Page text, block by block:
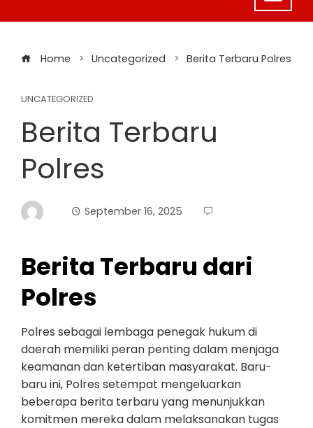
Home Uncategorized Berita Terbaru Polres
UNCATEGORIZED
Berita Terbaru
Polres
September 16, 2025
Berita Terbaru dari
Polres
Polres sebagai lembaga penegak hukum di
daerah memiliki peran penting dalam menjaga
keamanan dan ketertiban masyarakat. Baru-
baru ini, Polres setempat mengeluarkan
beberapa berita terbaru yang menunjukkan
komitmen mereka dalam melaksanakan tugas